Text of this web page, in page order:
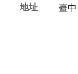
地址
臺